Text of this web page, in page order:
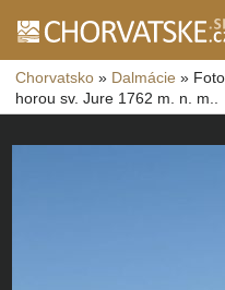
Chorvatsko » Dalmácie »
horou sv. Jure 1762 m. n. m..